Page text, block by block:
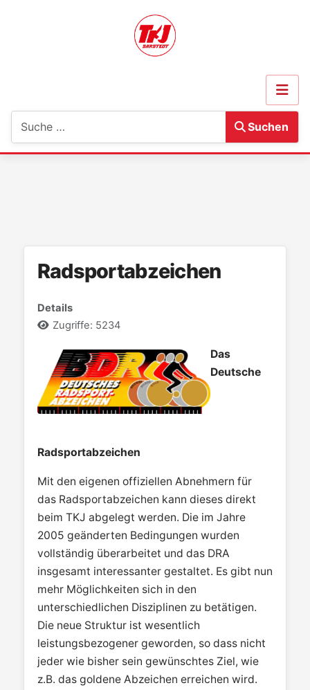
Suchen
Radsportabzeichen
Details
Zugriffe: 5234
Das
Deutsche
Radsportabzeichen
Mit den eigenen offiziellen Abnehmern für
das Radsportabzeichen kann dieses direkt
beim TKJ abgelegt werden. Die im Jahre
2005 geänderten Bedingungen wurden
vollständig überarbeitet und das DRA
insgesamt interessanter gestaltet. Es gibt nun
mehr Möglichkeiten sich in den
unterschiedlichen Disziplinen zu betätigen.
Die neue Struktur ist wesentlich
leistungsbezogener geworden, so dass nicht
jeder wie bisher sein gewünschtes Ziel, wie
z.B. das goldene Abzeichen erreichen wird.